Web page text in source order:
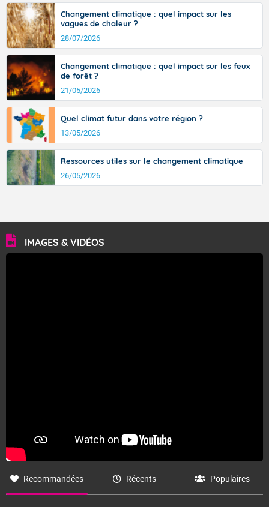
Changement climatique : quel impact sur les
vagues de chaleur ?
28/07/2026
Changement climatique : quel impact sur les feux
de forêt ?
21/05/2026
Quel climat futur dans votre région ?
13/05/2026
Ressources utiles sur le changement climatique
26/05/2026
IMAGES & VIDÉOS
Recommandées Récents Populaires